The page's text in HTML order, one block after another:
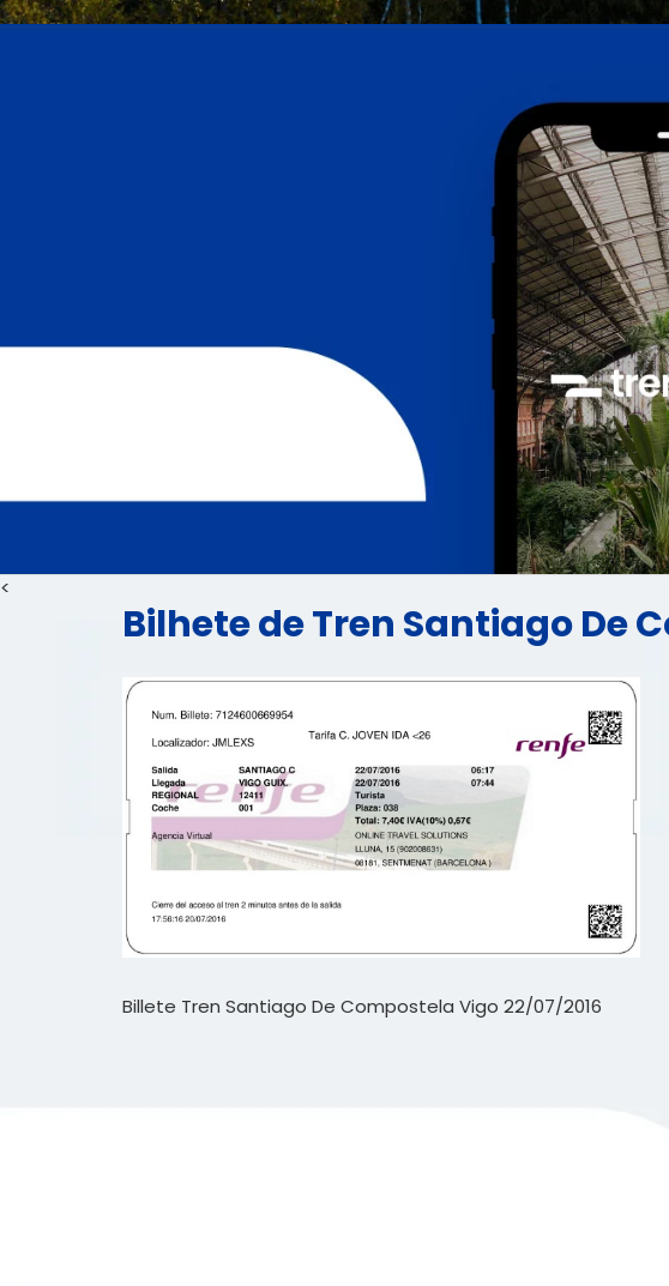
<
Bilhete de Tren Santiago De
Billete Tren Santiago De Compostela Vigo 22/07/2016